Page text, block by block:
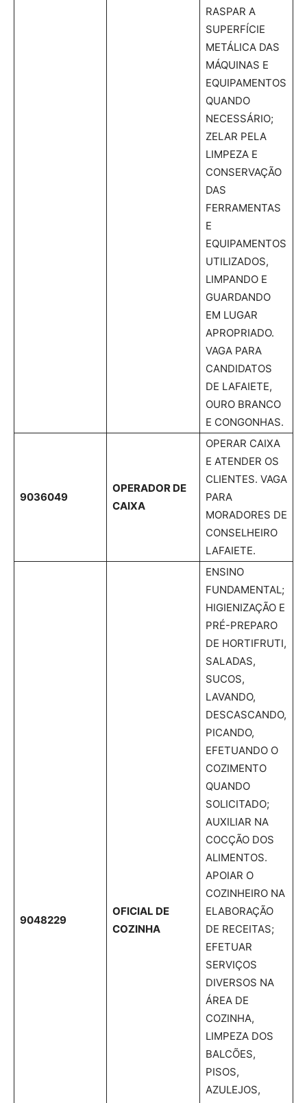
RASPAR A
SUPERFÍCIE
METÁLICA DAS
MÁQUINAS E
EQUIPAMENTOS
QUANDO
NECESSÁRIO;
ZELAR PELA
LIMPEZA E
CONSERVAÇÃO
DAS
FERRAMENTAS
E
EQUIPAMENTOS
UTILIZADOS,
LIMPANDO E
GUARDANDO
EM LUGAR
APROPRIADO.
VAGA PARA
CANDIDATOS
DE LAFAIETE,
OURO BRANCO
E CONGONHAS.
9036049
OPERADOR DE
CAIXA
OPERAR CAIXA
E ATENDER OS
CLIENTES. VAGA
PARA
MORADORES DE
CONSELHEIRO
LAFAIETE.
9048229
OFICIAL DE
COZINHA
ENSINO
FUNDAMENTAL;
HIGIENIZAÇÃO E
PRÉ-PREPARO
DE HORTIFRUTI,
SALADAS,
SUCOS,
LAVANDO,
DESCASCANDO,
PICANDO,
EFETUANDO O
COZIMENTO
QUANDO
SOLICITADO;
AUXILIAR NA
COCÇÃO DOS
ALIMENTOS.
APOIAR O
COZINHEIRO NA
ELABORAÇÃO
DE RECEITAS;
EFETUAR
SERVIÇOS
DIVERSOS NA
ÁREA DE
COZINHA,
LIMPEZA DOS
BALCÕES,
PISOS,
AZULEJOS,